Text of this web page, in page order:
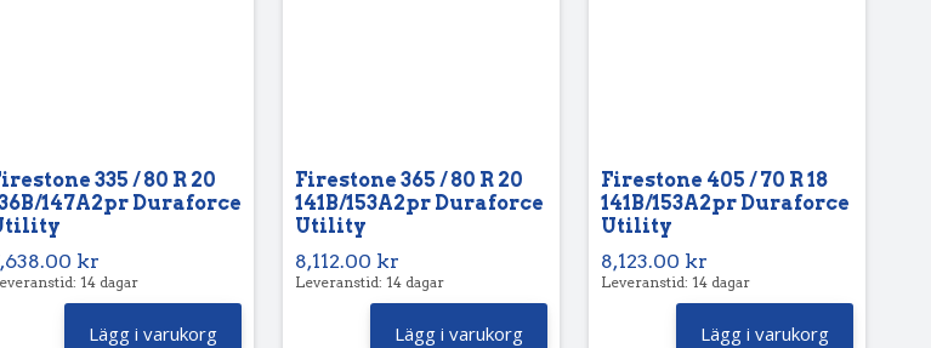
335 / 80 R 20
147A2pr Duraforce
kr
14 dagar
Lägg i varukorg
Firestone 365 / 80 R 20
141B/153A2pr Duraforce
Utility
8,112.00 kr
Leveranstid: 14 dagar
Lägg i varukorg
Firestone 405 / 70 R 18
141B/153A2pr Duraforce
Utility
8,123.00 kr
Leveranstid: 14 dagar
Lägg i varukorg